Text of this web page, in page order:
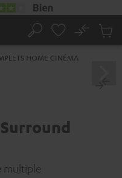
Rechercher
No
HOME CINÉMA
multiple